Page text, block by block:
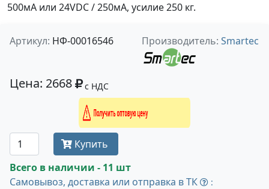
500мА или 24VDC / 250мА, усилие 250 кг.
Артикул: НФ-00016546 Производитель: Smartec
Цена: 2668 с НДС
Получить оптовую цену
Купить
Всего в наличии - 11 шт
Самовывоз, доставка или отправка в ТК
: